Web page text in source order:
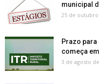
municipal
25 de outubro
Prazo para
começa
3 de agosto